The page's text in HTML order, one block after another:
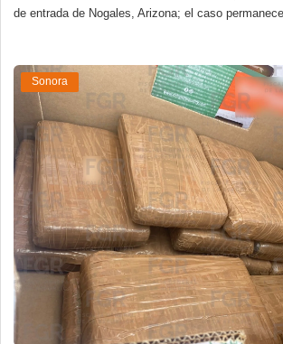
de entrada de Nogales, Arizona; el caso permanece
Sonora